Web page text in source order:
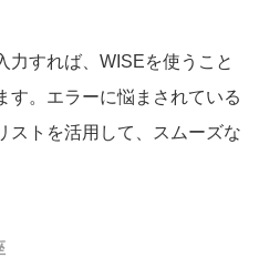
力すれば、WISEを使うこと
す。エラーに悩まされている
ストを活用して、スムーズな